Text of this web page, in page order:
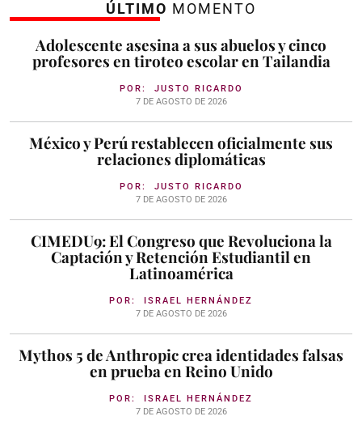
ÚLTIMO MOMENTO
Adolescente asesina a sus abuelos y cinco
profesores en tiroteo escolar en Tailandia
POR: JUSTO RICARDO
7 DE AGOSTO DE 2026
México y Perú restablecen oficialmente sus
relaciones diplomáticas
POR: JUSTO RICARDO
7 DE AGOSTO DE 2026
CIMEDU9: El Congreso que Revoluciona la
Captación y Retención Estudiantil en
Latinoamérica
POR: ISRAEL HERNÁNDEZ
7 DE AGOSTO DE 2026
Mythos 5 de Anthropic crea identidades falsas
en prueba en Reino Unido
POR: ISRAEL HERNÁNDEZ
7 DE AGOSTO DE 2026